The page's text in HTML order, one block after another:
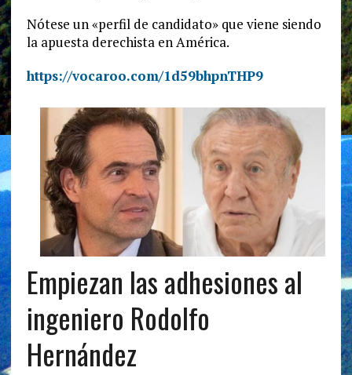
Nótese un «perfil de candidato» que viene siendo
la apuesta derechista en América.
https://vocaroo.com/1d59bhpnTHP9
Empiezan las adhesiones al
ingeniero Rodolfo
Hernández